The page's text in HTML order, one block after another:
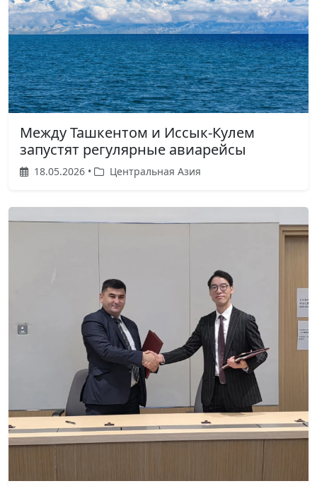
Между Ташкентом и Иссык-Кулем
запустят регулярные авиарейсы
18.05.2026 • Центральная Азия